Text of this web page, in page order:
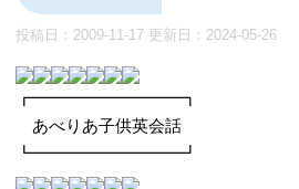
投稿日：2009-11-17 更新日： 2024-05-26
┏━━━━━━━━━┓
あべりあ子供英会話
┗━━━━━━━━━┛